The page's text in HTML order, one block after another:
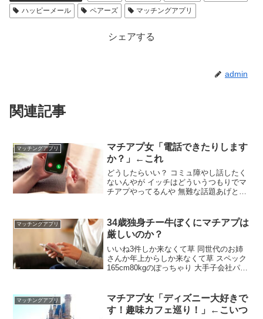
ハッピーメール ペアーズ マッチングアプリ
シェアする
admin
関連記事
マッチングアプリ
マチアプ女「電話できたりします
か？」←これ
どうしたらいい？ コミュ障やし話したく
ないんやが イッチはどういうつもりでマ
チアプやってるんや 無難な話題あげとい
ゃうの 話さえぎるなよ 厳しいこと言うけ
ど会話が嫌なんだったら恋愛は難しいの
では
マッチングアプリ
34歳独身チー牛ぼくにマチアプは
厳しいのか？
いいね3件しか来なくて草 同世代のお姉
さんか年上からしか来なくて草 スペック
165cm80kgのぽっちゃり 大手子会社パン
で勝負 ATMでもええんやけどそこまで金
ないしな
マッチングアプリ
マチアプ女「ディズニー大好きで
す！趣味カフェ巡り！」←こいつ